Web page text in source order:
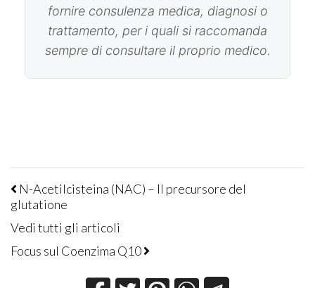
fornire consulenza medica, diagnosi o
trattamento, per i quali si raccomanda
sempre di consultare il proprio medico.
N-Acetilcisteina (NAC) – Il precursore del
glutatione
Vedi tutti gli articoli
Focus sul Coenzima Q10